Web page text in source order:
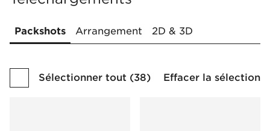
Packshots Arrangement 2D & 3D
Sélectionner tout (38) Effacer la sélection